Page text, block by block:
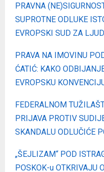
PRAVNA
SUPROTNE ODLUKE
EVROPSKI SUD ZA
PRAVA NA IMOVINU
ĆATIĆ: KAKO
EVROPSKU
FEDERALNOM
PRIJAVA PROTIV
SKANDALU ODLUČIĆE
„ŠEJLIZAM“ POD
POSKOK-u OTKRIVAJU